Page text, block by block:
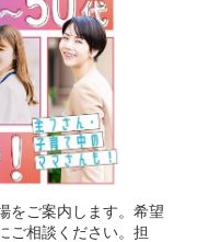
をご案内します。希望
ご相談ください。担